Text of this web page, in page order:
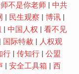
不是你老师| 中共
民生观察 博讯|
中国人权
看不见
国际特赦
人权观
行| 传知行| 公盟
| 安全工具箱
西